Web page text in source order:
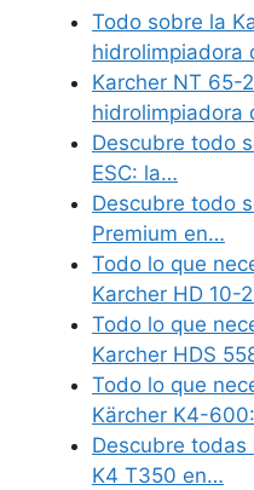
Todo sobre la
hidrolimpiadora
Karcher NT 65-
hidrolimpiadora
Descubre todo
ESC: la…
Descubre todo
Premium en…
Todo lo que
Karcher HD 10-
Todo lo que
Karcher HDS
Todo lo que
Kärcher K4-
Descubre todas
K4 T350 en…